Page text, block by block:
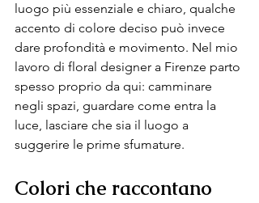
luogo più essenziale e chiaro, qualche
accento di colore deciso può invece
dare profondità e movimento. Nel mio
lavoro di floral designer a Firenze parto
spesso proprio da qui: camminare
negli spazi, guardare come entra la
luce, lasciare che sia il luogo a
suggerire le prime sfumature.
Colori che raccontano